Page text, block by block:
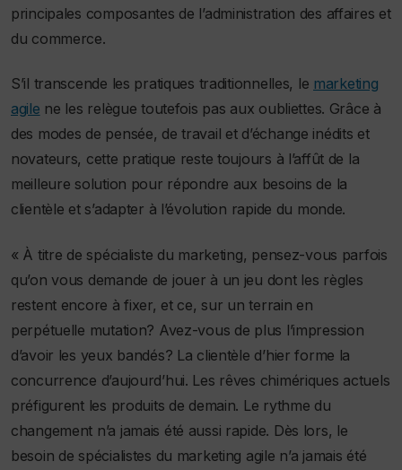
principales composantes de l’administration des affaires et
du commerce.
S’il transcende les pratiques traditionnelles, le marketing
agile ne les relègue toutefois pas aux oubliettes. Grâce à
des modes de pensée, de travail et d’échange inédits et
novateurs, cette pratique reste toujours à l’affût de la
meilleure solution pour répondre aux besoins de la
clientèle et s’adapter à l’évolution rapide du monde.
« À titre de spécialiste du marketing, pensez-vous parfois
qu’on vous demande de jouer à un jeu dont les règles
restent encore à fixer, et ce, sur un terrain en
perpétuelle mutation? Avez-vous de plus l’impression
d’avoir les yeux bandés? La clientèle d’hier forme la
concurrence d’aujourd’hui. Les rêves chimériques actuels
préfigurent les produits de demain. Le rythme du
changement n’a jamais été aussi rapide. Dès lors, le
besoin de spécialistes du marketing agile n’a jamais été